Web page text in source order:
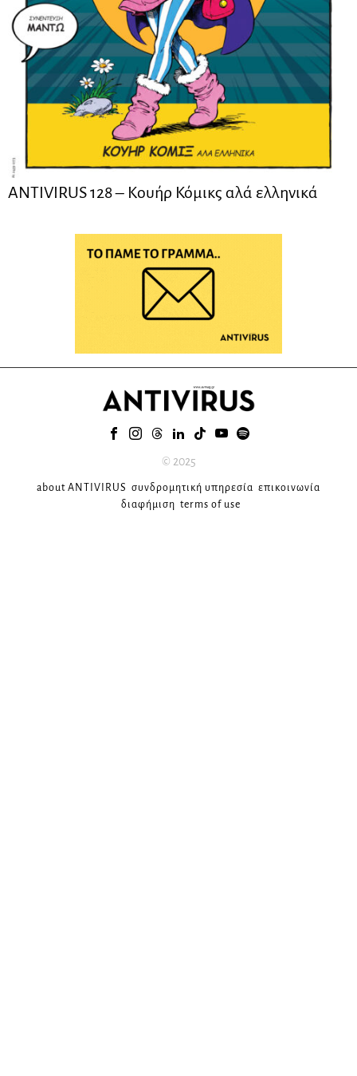
ANTIVIRUS 128 – Kουήρ Κόμικς αλά ελληνικά
© 2025
about ANTIVIRUS συνδρομητική υπηρεσία επικοινωνία
διαφήμιση terms of use